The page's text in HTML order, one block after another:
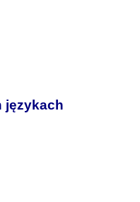
językach